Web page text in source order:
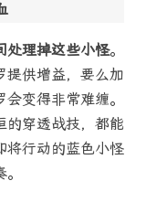
处理掉这些小怪。
提供增益，要么加
变得非常难缠。
的穿透战技，都能
将行动的蓝色小怪